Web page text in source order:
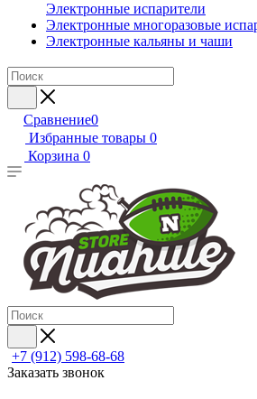
Электронные испарители
Электронные многоразовые
Электронные кальяны и чаши
Сравнение0
Избранные товары 0
Корзина 0
+7 (912) 598-68-68
Заказать звонок